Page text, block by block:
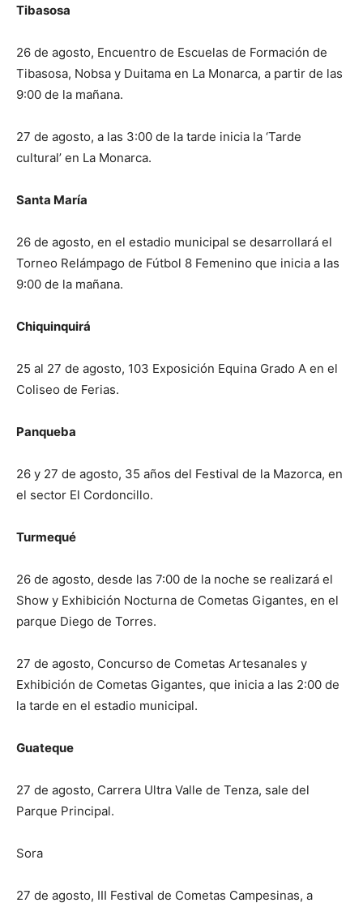
Tibasosa
26 de agosto, Encuentro de Escuelas de Formación de
Tibasosa, Nobsa y Duitama en La Monarca, a partir de las
9:00 de la mañana.
27 de agosto, a las 3:00 de la tarde inicia la ‘Tarde
cultural’ en La Monarca.
Santa María
26 de agosto, en el estadio municipal se desarrollará el
Torneo Relámpago de Fútbol 8 Femenino que inicia a las
9:00 de la mañana.
Chiquinquirá
25 al 27 de agosto, 103 Exposición Equina Grado A en el
Coliseo de Ferias.
Panqueba
26 y 27 de agosto, 35 años del Festival de la Mazorca, en
el sector El Cordoncillo.
Turmequé
26 de agosto, desde las 7:00 de la noche se realizará el
Show y Exhibición Nocturna de Cometas Gigantes, en el
parque Diego de Torres.
27 de agosto, Concurso de Cometas Artesanales y
Exhibición de Cometas Gigantes, que inicia a las 2:00 de
la tarde en el estadio municipal.
Guateque
27 de agosto, Carrera Ultra Valle de Tenza, sale del
Parque Principal.
Sora
27 de agosto, III Festival de Cometas Campesinas, a